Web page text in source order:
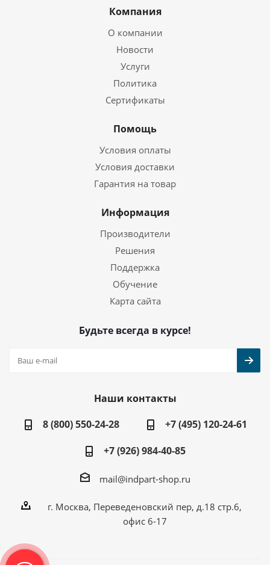
Компания
О компании
Новости
Услуги
Политика
Сертификаты
Помощь
Условия оплаты
Условия доставки
Гарантия на товар
Информация
Производители
Решения
Поддержка
Обучение
Карта сайта
Будьте всегда в курсе!
Наши контакты
8 (800) 550-24-28
+7 (495) 120-24-61
+7 (926) 984-40-85
mail@indpart-shop.ru
г. Москва, Переведеновский пер, д.18 стр.6,
офис 6-17